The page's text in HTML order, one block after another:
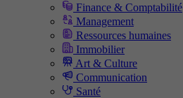
Finance & Comptabilité
Management
Ressources humaines
Immobilier
Art & Culture
Communication
Santé